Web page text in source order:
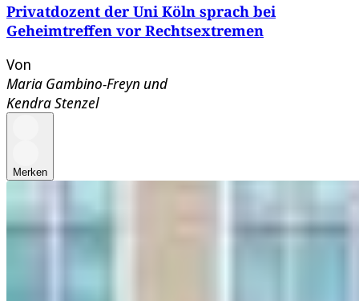
Privatdozent der Uni Köln sprach bei
Geheimtreffen vor Rechtsextremen
Von
Maria Gambino-Freyn und
Kendra Stenzel
Merken